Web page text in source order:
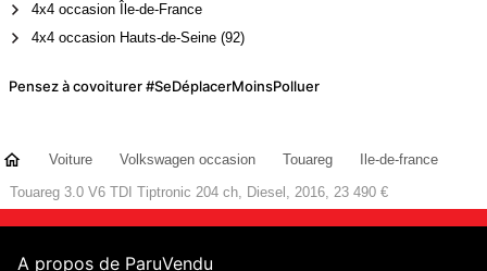
4x4 occasion Île-de-France
4x4 occasion Hauts-de-Seine (92)
Pensez à covoiturer #SeDéplacerMoinsPolluer
Voiture Volkswagen occasion Touareg
Ile-de-france
Touareg 3.0 V6 TDI Tiptronic 204 ch, Diesel, 2016, 23 490 €
A propos de ParuVendu